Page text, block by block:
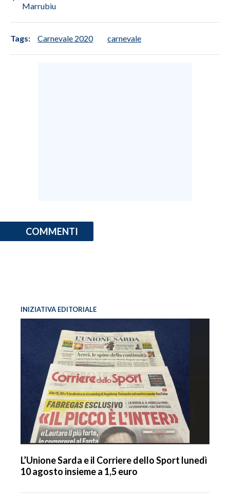
Marrubiu
Tags: Carnevale 2020 carnevale
COMMENTI
INIZIATIVA EDITORIALE
L’Unione Sarda e il Corriere dello Sport lunedì
10 agosto insieme a 1,5 euro